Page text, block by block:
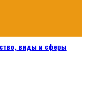
виды и сферы